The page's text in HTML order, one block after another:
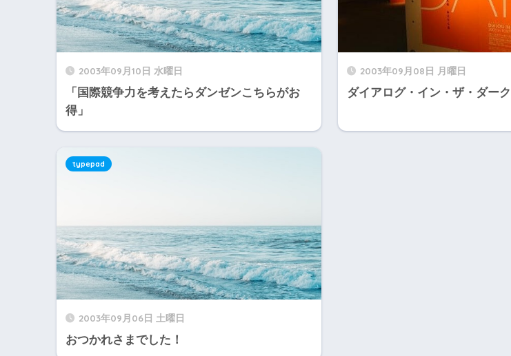
2003年09月10日 水曜日
「国際競争力を考えたらダンゼンこちらがお
得」
2003年09月08日 月曜日
ダイアログ・イン・ザ・ダーク
2003年09月06日 土曜日
おつかれさまでした！
typepad